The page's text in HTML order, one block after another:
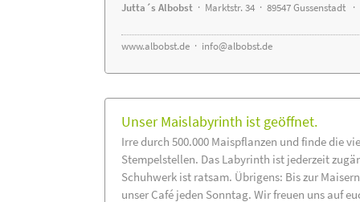
Jutta´s Albobst · Marktstr. 34 · 89547 Gussenstadt ·
www.albobst.de · info@albobst.de
Unser Maislabyrinth ist geöffnet.
Irre durch 500.000 Maispflanzen und finde die
Stempelstellen. Das Labyrinth ist jederzeit
Schuhwerk ist ratsam. Übrigens: Bis zur
unser Café jeden Sonntag. Wir freuen uns auf